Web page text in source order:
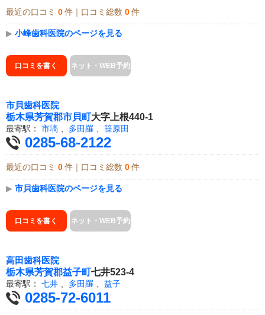
最近の口コミ 0 件｜口コミ総数 0 件
▶ 小峰歯科医院のページを見る
口コミを書く ネット・WEB予約
市貝歯科医院
栃木県芳賀郡市貝町大字上根440-1
最寄駅： 市塙 多田羅 笹原田
0285-68-2122
最近の口コミ 0 件｜口コミ総数 0 件
▶ 市貝歯科医院のページを見る
口コミを書く ネット・WEB予約
高田歯科医院
栃木県芳賀郡益子町七井523-4
最寄駅： 七井 多田羅 益子
0285-72-6011